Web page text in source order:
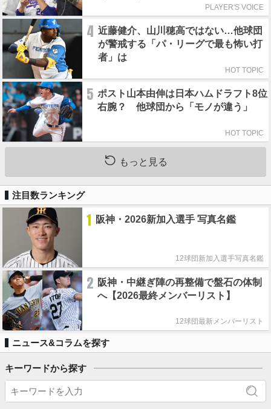
PLAYER'S VOICE
4 近藤健介、山川穂高ではない…他球団
が警戒する「パ・リーグで最も怖い打
者」は
HOT TOPIC
5 ポスト山本由伸は日本ハムドラフト8位
右腕？ 他球団から「モノが違う」
HOT TOPIC
もっと見る
注目数ランキング
1 阪神・2026新加入選手 写真名鑑
12球団新加入選手写真名鑑
2 阪神・中継ぎ陣の再整備で盤石の体制
へ【2026最終メンバーリスト】
12球団最新メンバーリスト
ニュース&コラムを探す
キーワードから探す